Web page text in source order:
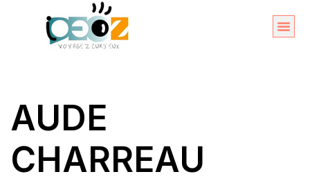
AUDE
CHARREAU